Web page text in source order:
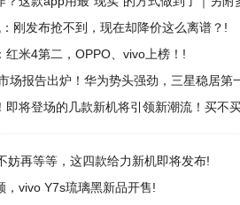
刚发布抢不到，现在却降价这么离谱？!
红米4第二，OPPO、vivo上榜！!
场报告出炉！华为势头强劲，三星稳居第
即将登场的几款新机将引领新潮流！买不
妨再等等，这四款给力新机即将发布!
，vivo Y7s琉璃黑新品开售!